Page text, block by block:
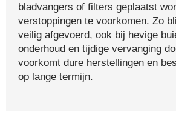
bladvangers of filters geplaatst
verstoppingen te voorkomen. Zo
veilig afgevoerd, ook bij hevige
onderhoud en tijdige vervanging
voorkomt dure herstellingen en
op lange termijn.